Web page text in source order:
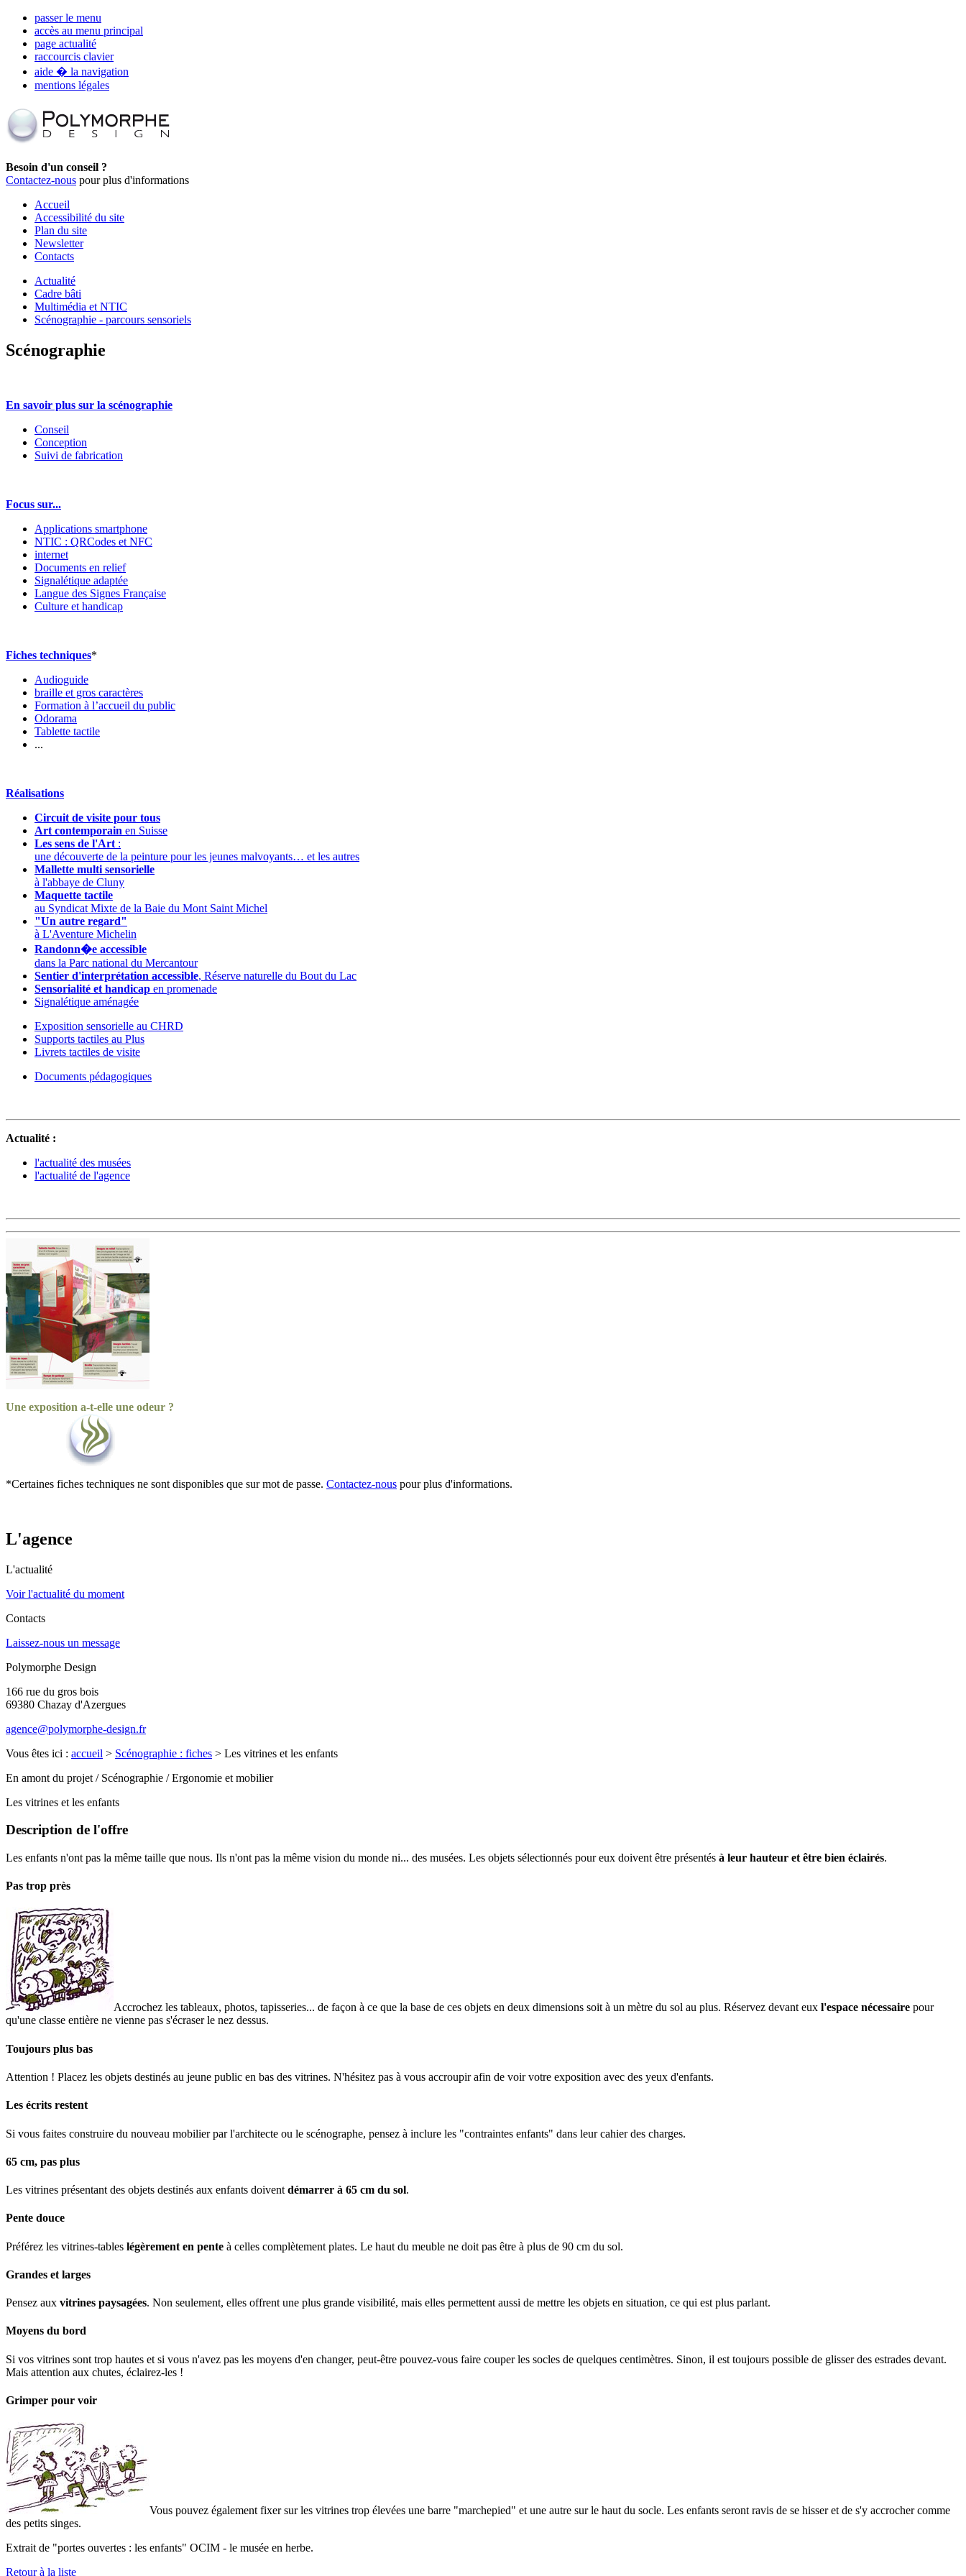
passer le menu
accès au menu principal
page actualité
raccourcis clavier
aide � la navigation
mentions légales
Besoin d'un conseil ?
Contactez-nous pour plus d'informations
Accueil
Accessibilité du site
Plan du site
Newsletter
Contacts
Actualité
Cadre bâti
Multimédia et NTIC
Scénographie - parcours sensoriels
Scénographie
En savoir plus sur la scénographie
Conseil
Conception
Suivi de fabrication
Focus sur...
Applications smartphone
NTIC : QRCodes et NFC
internet
Documents en relief
Signalétique adaptée
Langue des Signes Française
Culture et handicap
Fiches techniques*
Audioguide
braille et gros caractères
Formation à l’accueil du public
Odorama
Tablette tactile
...
Réalisations
Circuit de visite pour tous
Art contemporain en Suisse
Les sens de l'Art :
une découverte de la peinture pour les jeunes malvoyants… et les autres
Mallette multi sensorielle
à l'abbaye de Cluny
Maquette tactile
au Syndicat Mixte de la Baie du Mont Saint Michel
"Un autre regard"
à L'Aventure Michelin
Randonn�e accessible
dans la Parc national du Mercantour
Sentier d'interprétation accessible, Réserve naturelle du Bout du Lac
Sensorialité et handicap en promenade
Signalétique aménagée
Exposition sensorielle au CHRD
Supports tactiles au Plus
Livrets tactiles de visite
Documents pédagogiques
Actualité :
l'actualité des musées
l'actualité de l'agence
Une exposition a-t-elle une odeur ?
*Certaines fiches techniques ne sont disponibles que sur mot de passe. Contactez-nous pour plus d'informations.
L'agence
L'actualité
Voir l'actualité du moment
Contacts
Laissez-nous un message
Polymorphe Design
166 rue du gros bois
69380 Chazay d'Azergues
agence@polymorphe-design.fr
Vous êtes ici : accueil > Scénographie : fiches > Les vitrines et les enfants
En amont du projet / Scénographie / Ergonomie et mobilier
Les vitrines et les enfants
Description de l'offre
Les enfants n'ont pas la même taille que nous. Ils n'ont pas la même vision du monde ni... des musées. Les objets sélectionnés pour eux doivent être présentés à leur hauteur et être bien éclairés.
Pas trop près
Accrochez les tableaux, photos, tapisseries... de façon à ce que la base de ces objets en deux dimensions soit à un mètre du sol au plus. Réservez devant eux l'espace nécessaire pour
qu'une classe entière ne vienne pas s'écraser le nez dessus.
Toujours plus bas
Attention ! Placez les objets destinés au jeune public en bas des vitrines. N'hésitez pas à vous accroupir afin de voir votre exposition avec des yeux d'enfants.
Les écrits restent
Si vous faites construire du nouveau mobilier par l'architecte ou le scénographe, pensez à inclure les "contraintes enfants" dans leur cahier des charges.
65 cm, pas plus
Les vitrines présentant des objets destinés aux enfants doivent démarrer à 65 cm du sol.
Pente douce
Préférez les vitrines-tables légèrement en pente à celles complètement plates. Le haut du meuble ne doit pas être à plus de 90 cm du sol.
Grandes et larges
Pensez aux vitrines paysagées. Non seulement, elles offrent une plus grande visibilité, mais elles permettent aussi de mettre les objets en situation, ce qui est plus parlant.
Moyens du bord
Si vos vitrines sont trop hautes et si vous n'avez pas les moyens d'en changer, peut-être pouvez-vous faire couper les socles de quelques centimètres. Sinon, il est toujours possible de glisser des estrades devant.
Mais attention aux chutes, éclairez-les !
Grimper pour voir
Vous pouvez également fixer sur les vitrines trop élevées une barre "marchepied" et une autre sur le haut du socle. Les enfants seront ravis de se hisser et de s'y accrocher comme
des petits singes.
Extrait de "portes ouvertes : les enfants" OCIM - le musée en herbe.
Retour à la liste